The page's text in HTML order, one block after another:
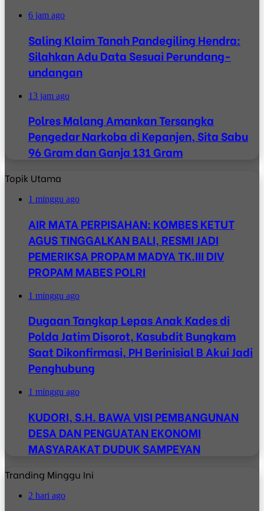
6 jam ago
Saling Klaim Tanah Pandegiling Hendra:
Silahkan Adu Data Sesuai Perundang-
undangan
13 jam ago
Polres Malang Amankan Tersangka
Pengedar Narkoba di Kepanjen, Sita Sabu
96 Gram dan Ganja 131 Gram
Topik Utama
1 minggu ago
AIR MATA PERPISAHAN: KOMBES KETUT
AGUS TINGGALKAN BALI, RESMI JADI
PEMERIKSA PROPAM MADYA TK.III DIV
PROPAM MABES POLRI
1 minggu ago
Dugaan Tangkap Lepas Anak Kades di
Polda Jatim Disorot, Kasubdit Bungkam
Saat Dikonfirmasi, PH Berinisial B Akui Jadi
Penghubung
1 minggu ago
KUDORI, S.H. BAWA VISI PEMBANGUNAN
DESA DAN PENGUATAN EKONOMI
MASYARAKAT DUDUK SAMPEYAN
Tranding Minggu Ini
2 hari ago